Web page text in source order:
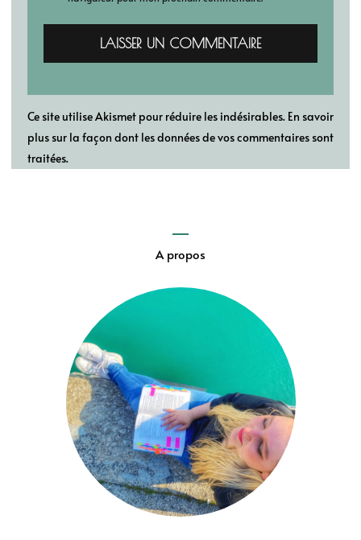
Ce site utilise Akismet pour réduire les indésirables. En savoir
plus sur la façon dont les données de vos commentaires sont
traitées.
A propos